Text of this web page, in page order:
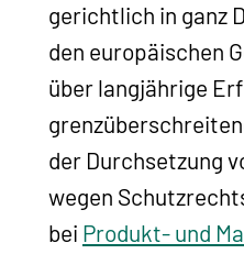
gerichtlich in ganz
den europäischen
über langjährige
der Durchsetzung
wegen
bei Produkt- und